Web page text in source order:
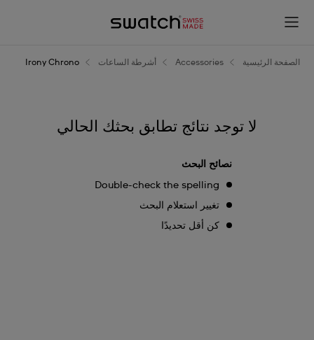
Irony
الصفحة الرئيسية Accessories أشرطة الساعات Irony Chrono
لا توجد نتائج تطابق بحثك الحالي
نصائح البحث
Double-check the spelling
تغيير استعلام البحث
كن أقل تحديدًا